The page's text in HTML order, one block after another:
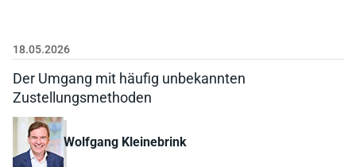
18.05.2026
Der Umgang mit häufig unbekannten
Zustellungsmethoden
Wolfgang Kleinebrink